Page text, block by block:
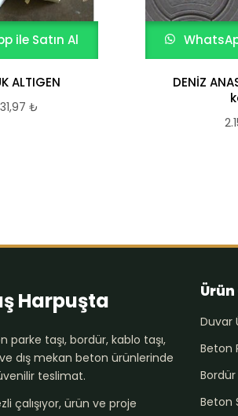
ile Satın Al
ALTIGEN
₺
DENİZ
Harpuşta
parke taşı, bordür, kablo taşı,
dış mekan beton ürünlerinde
teslimat.
çalışıyor, ürün ve proje
Ürün
Duvar
Beton
Bordür
Beton